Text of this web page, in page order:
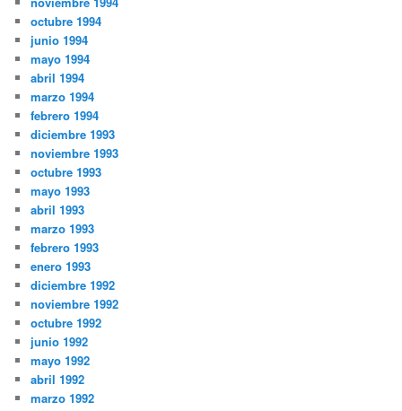
octubre 1994
junio 1994
mayo 1994
abril 1994
marzo 1994
febrero 1994
diciembre 1993
noviembre 1993
octubre 1993
mayo 1993
abril 1993
marzo 1993
febrero 1993
enero 1993
diciembre 1992
noviembre 1992
octubre 1992
junio 1992
mayo 1992
abril 1992
marzo 1992